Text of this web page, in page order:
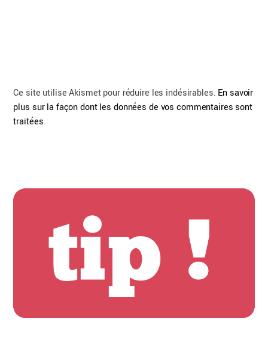
Ce site utilise Akismet pour réduire les indésirables. En savoir
plus sur la façon dont les données de vos commentaires sont
traitées.